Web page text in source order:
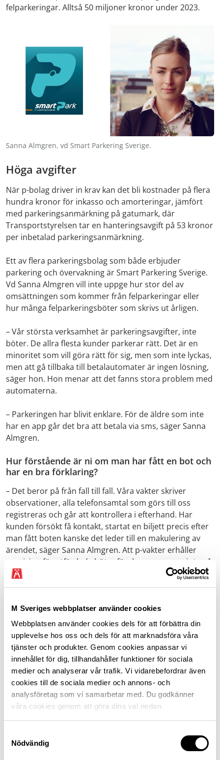
M Sveriges webbplatser använder cookies
Webbplatsen använder cookies dels för att förbättra din
upplevelse hos oss och dels för att marknadsföra våra
tjänster och produkter. Genom cookies anpassar vi
innehållet för dig, tillhandahåller funktioner för sociala
medier och analyserar vår trafik. Vi vidarebefordrar även
cookies till de sociala medier och annons- och
analysföretag som vi samarbetar med. Du godkänner
våra cookies genom att göra dina val nedan.
Nödvändig
felparkeringar. Alltså 50 miljoner kronor under 2023.
Sanna Almgren, vd Smart Parkering Sverige.
Höga avgifter
När p-bolag driver in krav kan det bli kostnader på flera
hundra kronor för inkasso och amorteringar, jämfört
med parkeringsanmärkning på gatumark, där
Transportstyrelsen tar en hanteringsavgift på 53 kronor
per inbetalad parkeringsanmärkning.
Ett av flera parkeringsbolag som både erbjuder
parkering och övervakning är Smart Parkering Sverige.
Vd Sanna Almgren vill inte uppge hur stor del av
omsättningen som kommer från felparkeringar eller
hur många felparkeringsböter som skrivs ut årligen.
– Vår största verksamhet är parkeringsavgifter, inte
böter. De allra flesta kunder parkerar rätt. Det är en
minoritet som vill göra rätt för sig, men som inte lyckas,
men att gå tillbaka till betalautomater är ingen lösning,
säger hon. Hon menar att det fanns stora problem med
automaterna.
– Parkeringen har blivit enklare. För de äldre som inte
har en app går det bra att betala via sms, säger Sanna
Almgren.
Hur förstående är ni om man har fått en bot och
har en bra förklaring?
– Det beror på från fall till fall. Våra vakter skriver
observationer, alla telefonsamtal som görs till oss
registreras och går att kontrollera i efterhand. Har
kunden försökt få kontakt, startat en biljett precis efter
man fått boten kanske det leder till en makulering av
ärendet, säger Sanna Almgren. Att p-vakter erhåller
provision för utfärdade böter förekommer, men inte på
Smart Parkering Sverige.
De 10 vanligaste anledningarna till
P-böter på gatumark i Stockholm
under 2023
p-avgift
p-förbud, servicedag
p-förbud servicenatt
nära vägkorsning
p-förbud
övergångsställe